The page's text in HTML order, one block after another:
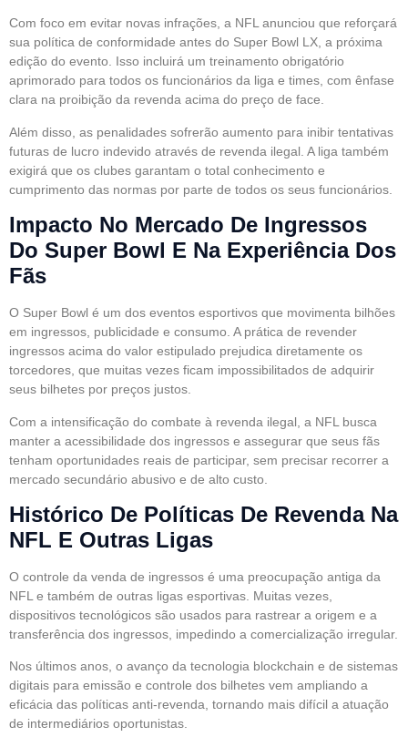
Com foco em evitar novas infrações, a NFL anunciou que reforçará
sua política de conformidade antes do Super Bowl LX, a próxima
edição do evento. Isso incluirá um treinamento obrigatório
aprimorado para todos os funcionários da liga e times, com ênfase
clara na proibição da revenda acima do preço de face.
Além disso, as penalidades sofrerão aumento para inibir tentativas
futuras de lucro indevido através de revenda ilegal. A liga também
exigirá que os clubes garantam o total conhecimento e
cumprimento das normas por parte de todos os seus funcionários.
Impacto No Mercado De Ingressos
Do Super Bowl E Na Experiência Dos
Fãs
O Super Bowl é um dos eventos esportivos que movimenta bilhões
em ingressos, publicidade e consumo. A prática de revender
ingressos acima do valor estipulado prejudica diretamente os
torcedores, que muitas vezes ficam impossibilitados de adquirir
seus bilhetes por preços justos.
Com a intensificação do combate à revenda ilegal, a NFL busca
manter a acessibilidade dos ingressos e assegurar que seus fãs
tenham oportunidades reais de participar, sem precisar recorrer a
mercado secundário abusivo e de alto custo.
Histórico De Políticas De Revenda Na
NFL E Outras Ligas
O controle da venda de ingressos é uma preocupação antiga da
NFL e também de outras ligas esportivas. Muitas vezes,
dispositivos tecnológicos são usados para rastrear a origem e a
transferência dos ingressos, impedindo a comercialização irregular.
Nos últimos anos, o avanço da tecnologia blockchain e de sistemas
digitais para emissão e controle dos bilhetes vem ampliando a
eficácia das políticas anti-revenda, tornando mais difícil a atuação
de intermediários oportunistas.